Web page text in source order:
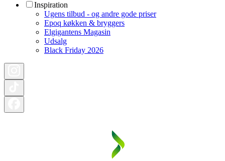
Inspiration
Ugens tilbud - og andre gode priser
Epoq køkken & bryggers
Elgigantens Magasin
Udsalg
Black Friday 2026